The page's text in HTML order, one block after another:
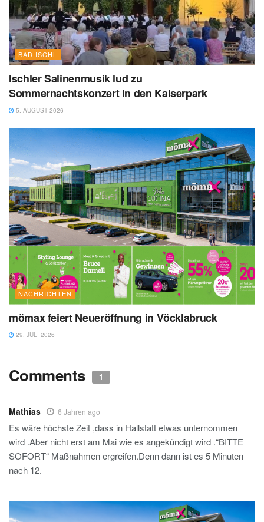
BAD ISCHL
Ischler Salinenmusik lud zu
Sommernachtskonzert in den Kaiserpark
5. AUGUST 2026
NACHRICHTEN
mömax feiert Neueröffnung in Vöcklabruck
29. JULI 2026
Comments 1
Mathias 6 Jahren ago
Es wäre höchste Zeit ,dass in Hallstatt etwas unternommen
wird .Aber nicht erst am Mai wie es angekündigt wird .“BITTE
SOFORT“ Maßnahmen ergreifen.Denn dann ist es 5 Minuten
nach 12.